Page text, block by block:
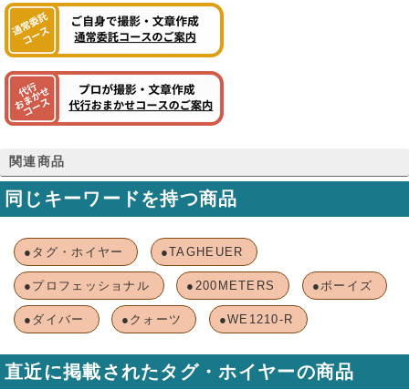
関連商品
同じキーワードを持つ商品
●タグ・ホイヤー ●TAGHEUER
●プロフェッショナル ●200METERS ●ボーイズ
●ダイバー ●クォーツ ●WE1210-R
直近に掲載されたタグ・ホイヤーの商品